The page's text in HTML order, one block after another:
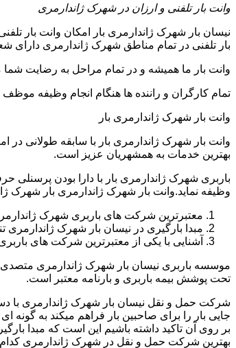
وانت بار تلفنی و ارزان در شهرک ژاندارمری
نیسان بار شهرک ژاندارمری بار امکان وانت بار
بار تلفنی در تمام مناطق شهرک ژاندارمری دارای
وانت بار ما همیشه و در تمام مراحل به رضایت شما
تمام کارگران و راننده ها هنگام انجام وظیفه
وانت بار شهرک ژاندارمری بار
وانت بار شهرک ژاندارمری بار با سابقه طولانی
بهترین خدمات به همشهریان عزیز است.
باربری شهرک ژاندارمری بار با دارا بودن
وظیفه نماید.وانت بار شهرک ژاندارمری بار شهرک
معتبرترین شرکت های باربری شهرک
مبدا بارگیری در نیسان بار شهرک
آشنایی با یکی از معتبرترین شرکت های
موسسه باربری نیسان بار شهرک ژاندارمری
تحت پوشش بیمه باربری و بارنامه معتبر است.
شرکت حمل و نقل نیسان بار شهرک ژاندارمری با
جایی بار را برای صاحبین بار فراهم میکند به
بر روی آن تاکید داشته باشیم این است که مبدا
بهترین شرکت حمل و نقل در شهرک ژاندارمری